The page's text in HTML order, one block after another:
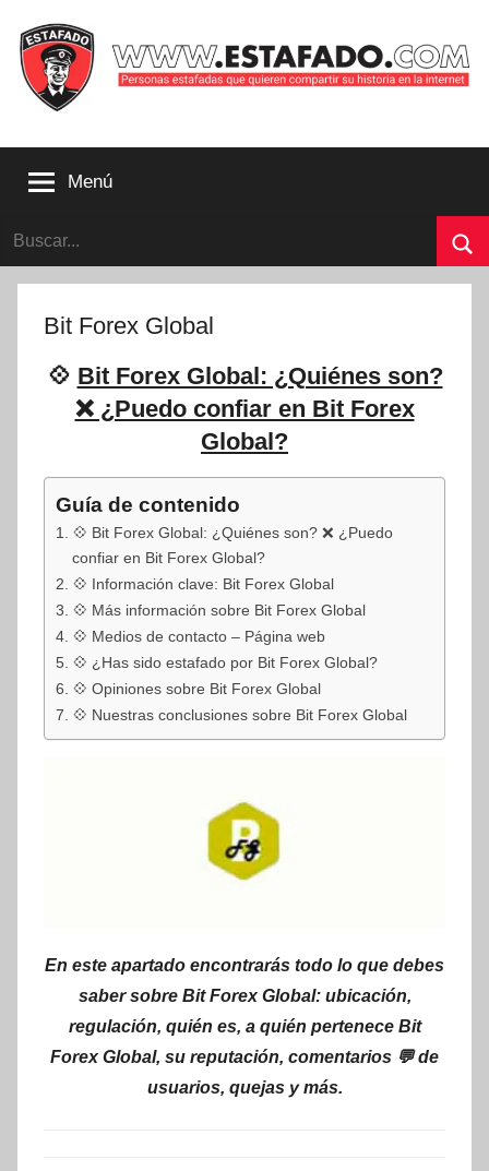
contenido
que
compartir
su
internet
Estafado.com
Menú
Buscar:
Bit Forex Global
💠 Bit Forex Global: ¿Quiénes son?
❌ ¿Puedo confiar en Bit Forex
Global?
Guía de contenido
💠 Bit Forex Global: ¿Quiénes son? ❌ ¿Puedo
confiar en Bit Forex Global?
💠 Información clave: Bit Forex Global
💠 Más información sobre Bit Forex Global
💠 Medios de contacto – Página web
💠 ¿Has sido estafado por Bit Forex Global?
💠 Opiniones sobre Bit Forex Global
💠 Nuestras conclusiones sobre Bit Forex Global
En este apartado encontrarás todo lo que debes
saber sobre Bit Forex Global: ubicación,
regulación, quién es, a quién pertenece Bit
Forex Global, su reputación, comentarios 💬 de
usuarios, quejas y más.